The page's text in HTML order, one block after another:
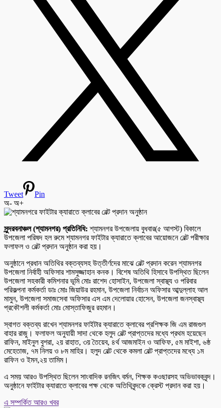
Tweet
Pin
অ- অ+
সুন্দরবনাঞ্চল (শ্যামনগর) প্রতিনিধি: শ্যামনগর উপজেলায় বুধবার(৫ আগস্ট) বিকালে
উপজেলা পরিষদ হল রুমে শ্যামনগর ফাইটার ক্যারাতে ক্লাবের আয়োজনে বেল্ট পরীক্ষার
ফলাফল ও বেল্ট প্রদান অনুষ্ঠান করা হয়।
অনুষ্ঠানে প্রধান অতিথির বক্তব্যসহ উত্তীর্ণদের মাঝে বেল্ট প্রদান করেন শ্যামনগর
উপজেলা নির্বাহী অফিসার শামসুজ্জাহান কনক। বিশেষ অতিথি হিসাবে উপস্থিত ছিলেন
উপজেলা সহকারী কমিশনার ভূমি মোঃ রাশেদ হোসাইন, উপজেলা স্বাস্থ্য ও পরিবার
পরিকল্পনা কর্মকর্তা ডাঃ মোঃ জিয়াউর রহমান, উপজেলা নির্বাচন অফিসার আব্দুল্লাহ আল
মামুন, উপজেলা সমাজসেবা অফিসার এস এম দেলোয়ার হোসেন, উপজেলা জনস্বাস্থ্য
প্রকৌশলী কর্মকর্তা মোঃ মোস্তাফিজুর রহমান।
স্বাগত বক্তব্য রাখেন শ্যামনগর ফাইটার ক্যারাতে ক্লাবের প্রশিক্ষক জি এম রাজগুল
বাহার রাজু। ফলাফল অনুযায়ী সাদা থেকে হলুদ বেল্ট প্রাপ্তদের মধ্যে প্রথম হয়েছেন
রাফিন, মাইনুল বুশরা, ২য় রাহাত, ৩য় তৈয়েব, ৪র্থ আজমাইন ও আফিফ, ৫ম মাইশা, ৬ষ্ঠ
মেহেতাজ, ৭ম নিলয় ও ৮ম মাহির। হলুদ বেল্ট থেকে কমলা বেল্ট প্রাপ্তদের মধ্যে ১ম
রাফিন ও ইমন,২য় তামিম।
এ সময় আরও উপস্থিত ছিলেন সাংবাদিক রনজিৎ বর্মন, শিক্ষক কওছারসহ অভিভাবকবৃন্দ।
অনুষ্ঠানে ফাইটার ক্যারাতে ক্লাবের পক্ষ থেকে অতিথিবৃন্দকে ক্রেস্ট প্রদান করা হয়।
এ সম্পর্কিত আরও খবর